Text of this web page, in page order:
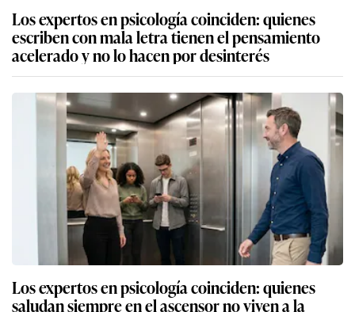
Los expertos en psicología coinciden: quienes
escriben con mala letra tienen el pensamiento
acelerado y no lo hacen por desinterés
Los expertos en psicología coinciden: quienes
saludan siempre en el ascensor no viven a la